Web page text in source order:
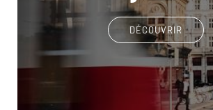
DÉCOUVRIR